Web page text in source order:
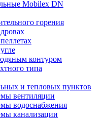
Mobilex DN
горения
контуром
типа
и тепловых пунктов
вентиляции
водоснабжения
канализации